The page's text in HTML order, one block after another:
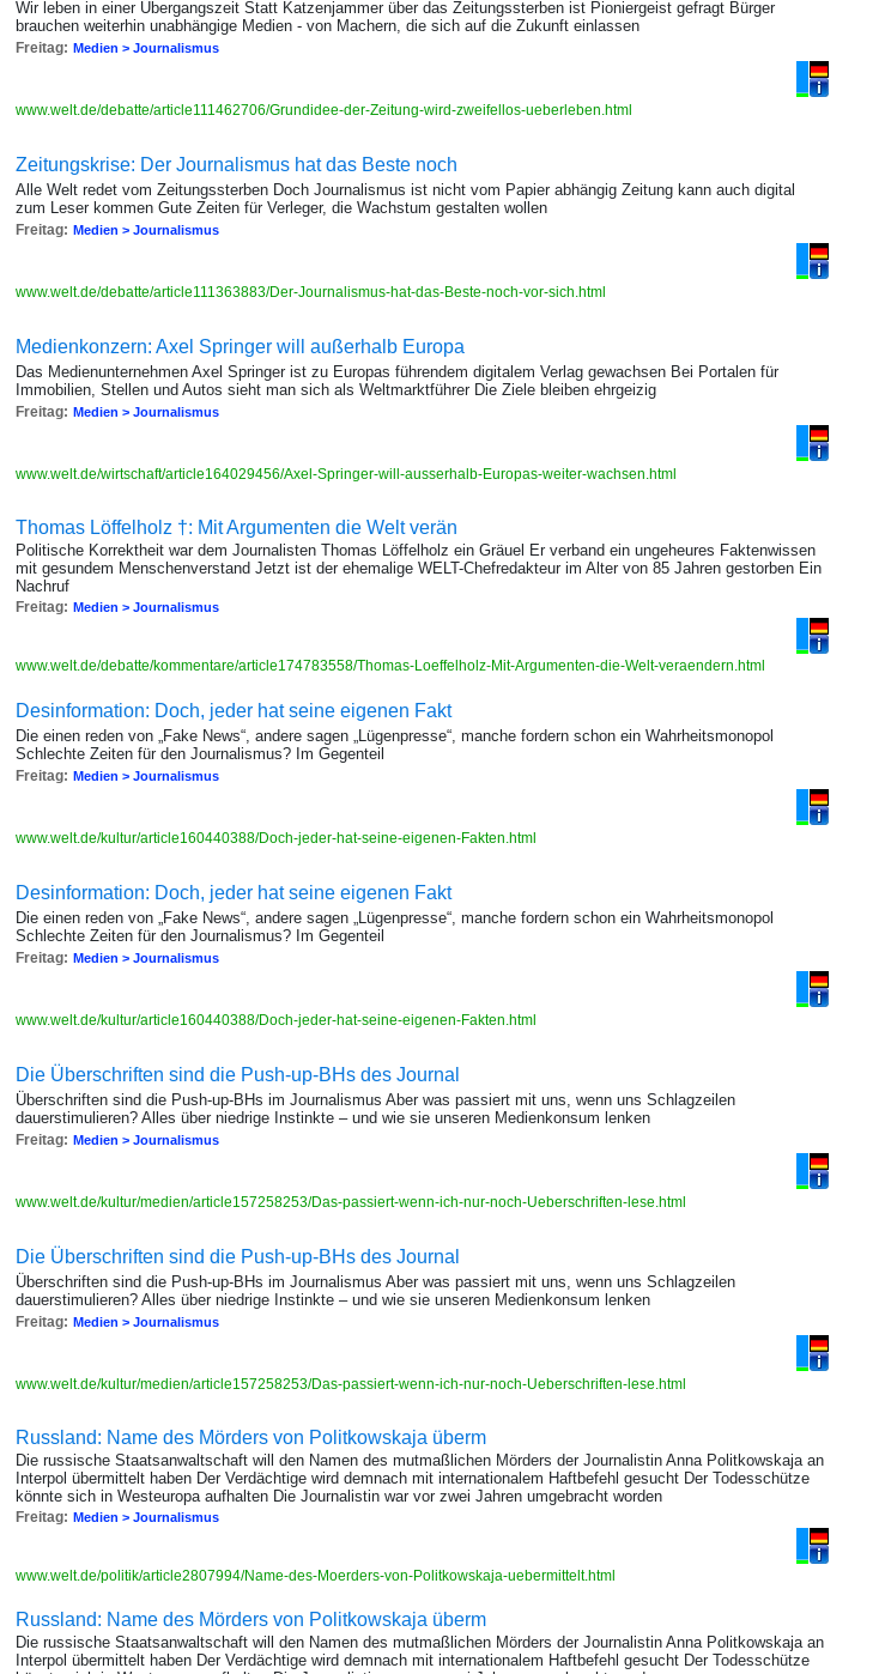
Wir leben in einer Übergangszeit Statt Katzenjammer über das Zeitungssterben ist Pioniergeist gefragt Bürger
brauchen weiterhin unabhängige Medien - von Machern, die sich auf die Zukunft einlassen
Freitag: Medien > Journalismus
www.welt.de/debatte/article111462706/Grundidee-der-Zeitung-wird-zweifellos-ueberleben.html
Zeitungskrise: Der Journalismus hat das Beste noch
Alle Welt redet vom Zeitungssterben Doch Journalismus ist nicht vom Papier abhängig Zeitung kann auch digital
zum Leser kommen Gute Zeiten für Verleger, die Wachstum gestalten wollen
Freitag: Medien > Journalismus
www.welt.de/debatte/article111363883/Der-Journalismus-hat-das-Beste-noch-vor-sich.html
Medienkonzern: Axel Springer will außerhalb Europa
Das Medienunternehmen Axel Springer ist zu Europas führendem digitalem Verlag gewachsen Bei Portalen für
Immobilien, Stellen und Autos sieht man sich als Weltmarktführer Die Ziele bleiben ehrgeizig
Freitag: Medien > Journalismus
www.welt.de/wirtschaft/article164029456/Axel-Springer-will-ausserhalb-Europas-weiter-wachsen.html
Thomas Löffelholz †: Mit Argumenten die Welt verän
Politische Korrektheit war dem Journalisten Thomas Löffelholz ein Gräuel Er verband ein ungeheures Faktenwissen
mit gesundem Menschenverstand Jetzt ist der ehemalige WELT-Chefredakteur im Alter von 85 Jahren gestorben Ein
Nachruf
Freitag: Medien > Journalismus
www.welt.de/debatte/kommentare/article174783558/Thomas-Loeffelholz-Mit-Argumenten-die-Welt-veraendern.html
Desinformation: Doch, jeder hat seine eigenen Fakt
Die einen reden von „Fake News“, andere sagen „Lügenpresse“, manche fordern schon ein Wahrheitsmonopol
Schlechte Zeiten für den Journalismus? Im Gegenteil
Freitag: Medien > Journalismus
www.welt.de/kultur/article160440388/Doch-jeder-hat-seine-eigenen-Fakten.html
Desinformation: Doch, jeder hat seine eigenen Fakt
Die einen reden von „Fake News“, andere sagen „Lügenpresse“, manche fordern schon ein Wahrheitsmonopol
Schlechte Zeiten für den Journalismus? Im Gegenteil
Freitag: Medien > Journalismus
www.welt.de/kultur/article160440388/Doch-jeder-hat-seine-eigenen-Fakten.html
Die Überschriften sind die Push-up-BHs des Journal
Überschriften sind die Push-up-BHs im Journalismus Aber was passiert mit uns, wenn uns Schlagzeilen
dauerstimulieren? Alles über niedrige Instinkte – und wie sie unseren Medienkonsum lenken
Freitag: Medien > Journalismus
www.welt.de/kultur/medien/article157258253/Das-passiert-wenn-ich-nur-noch-Ueberschriften-lese.html
Die Überschriften sind die Push-up-BHs des Journal
Überschriften sind die Push-up-BHs im Journalismus Aber was passiert mit uns, wenn uns Schlagzeilen
dauerstimulieren? Alles über niedrige Instinkte – und wie sie unseren Medienkonsum lenken
Freitag: Medien > Journalismus
www.welt.de/kultur/medien/article157258253/Das-passiert-wenn-ich-nur-noch-Ueberschriften-lese.html
Russland: Name des Mörders von Politkowskaja überm
Die russische Staatsanwaltschaft will den Namen des mutmaßlichen Mörders der Journalistin Anna Politkowskaja an
Interpol übermittelt haben Der Verdächtige wird demnach mit internationalem Haftbefehl gesucht Der Todesschütze
könnte sich in Westeuropa aufhalten Die Journalistin war vor zwei Jahren umgebracht worden
Freitag: Medien > Journalismus
www.welt.de/politik/article2807994/Name-des-Moerders-von-Politkowskaja-uebermittelt.html
Russland: Name des Mörders von Politkowskaja überm
Die russische Staatsanwaltschaft will den Namen des mutmaßlichen Mörders der Journalistin Anna Politkowskaja an
Interpol übermittelt haben Der Verdächtige wird demnach mit internationalem Haftbefehl gesucht Der Todesschütze